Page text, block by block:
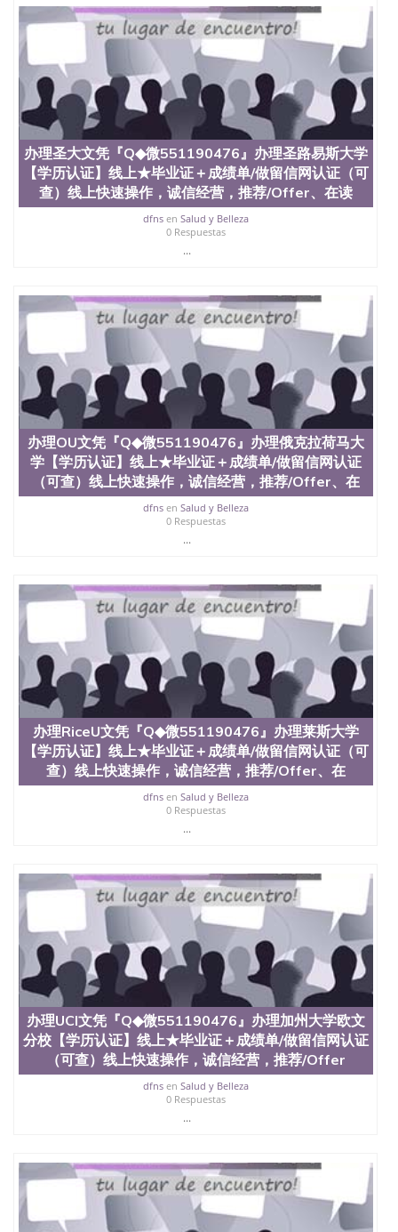
University）圣何塞州立大学学位证（San Jose State
University）圣何塞州立大学结业证（San Jose State
University）圣何塞州立大学结业证（San Jose State
University）圣何塞州立大学结业证（San Jose State
University）圣何塞州立大学学位证（San Jose State
University）圣何塞州立大学学位证（San Jose State
University）圣何塞州立大学学历证书（San Jose
State University）圣何塞州立大学学历证书（San
Jose State University）圣何塞州立大学学历证书
（San Jose State University）澳洲读书未毕业找人做
文凭学位qq微信551190476澳洲读CQU中央昆士兰大
学学历 绩单购买学位证书/澳洲读本科硕士做文凭/购
买澳洲大学毕业证成绩单假文凭学历
offieUniversityofSouthernQueensland 澳洲读书未毕
业找人做文凭学位qq微信551190476澳洲读CQU中央
理WPI文凭『Q◆微551190476』办理伍斯特理工学院
【学历认证】线上★毕业证＋成绩单/做留信网认证
（可查）线上快速操作，诚信经营，推荐/Offer、在
读证明、雅思托福成绩单/★各类英文材料/制作，购
买成绩单，购买假文凭，购买假学位证，制造假国外
大学文凭Worcester Polytechnic Institute
办理圣大文凭『Q◆微551190476』办理圣路易斯大学
【学历认证】线上★毕业证＋成绩单/做留信网认证（可
查）线上快速操作，诚信经营，推荐/Offer、在读
dfnsen Salud y Belleza
0 Respuestas
...
办理OU文凭『Q◆微551190476』办理俄克拉荷马大
学【学历认证】线上★毕业证＋成绩单/做留信网认证
（可查）线上快速操作，诚信经营，推荐/Offer、在
dfnsen Salud y Belleza
0 Respuestas
...
办理RiceU文凭『Q◆微551190476』办理莱斯大学
【学历认证】线上★毕业证＋成绩单/做留信网认证（可
查）线上快速操作，诚信经营，推荐/Offer、在
dfnsen Salud y Belleza
0 Respuestas
...
办理UCI文凭『Q◆微551190476』办理加州大学欧文
分校【学历认证】线上★毕业证＋成绩单/做留信网认证
（可查）线上快速操作，诚信经营，推荐/Offer
dfnsen Salud y Belleza
0 Respuestas
...